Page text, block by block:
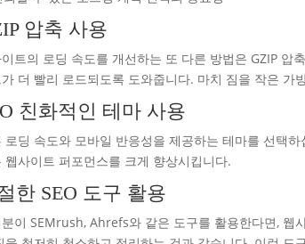
압축 사용
트의 로딩 속도를 개선하는 또 다른 방법은 GZIP
더 빨리 로드되도록 도와줍니다. 마치 짐을 작은 가
친화적인 테마 사용
로딩 속도와 모바일 반응성을 제공하는 테마를 선택
웹사이트 퍼포먼스를 크게 향상시킵니다.
한 SEO 도구 활용
이 SEMrush, Ahrefs와 같은 도구를 활용한다면, 웹